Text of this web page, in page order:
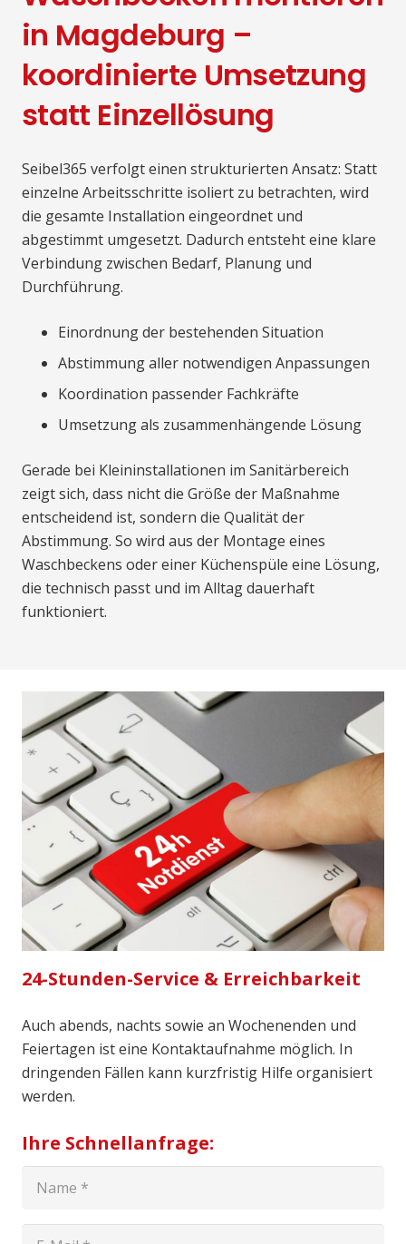
in Magdeburg –
koordinierte Umsetzung
statt Einzellösung
Seibel365 verfolgt einen strukturierten Ansatz: Statt
einzelne Arbeitsschritte isoliert zu betrachten, wird
die gesamte Installation eingeordnet und
abgestimmt umgesetzt. Dadurch entsteht eine klare
Verbindung zwischen Bedarf, Planung und
Durchführung.
Einordnung der bestehenden Situation
Abstimmung aller notwendigen Anpassungen
Koordination passender Fachkräfte
Umsetzung als zusammenhängende Lösung
Gerade bei Kleininstallationen im Sanitärbereich
zeigt sich, dass nicht die Größe der Maßnahme
entscheidend ist, sondern die Qualität der
Abstimmung. So wird aus der Montage eines
Waschbeckens oder einer Küchenspüle eine Lösung,
die technisch passt und im Alltag dauerhaft
funktioniert.
24-Stunden-Service & Erreichbarkeit
Auch abends, nachts sowie an Wochenenden und
Feiertagen ist eine Kontaktaufnahme möglich. In
dringenden Fällen kann kurzfristig Hilfe organisiert
werden.
Ihre Schnellanfrage: